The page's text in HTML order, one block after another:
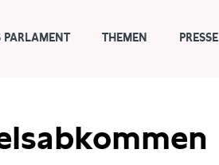
PARLAMENT THEMEN PRESSE